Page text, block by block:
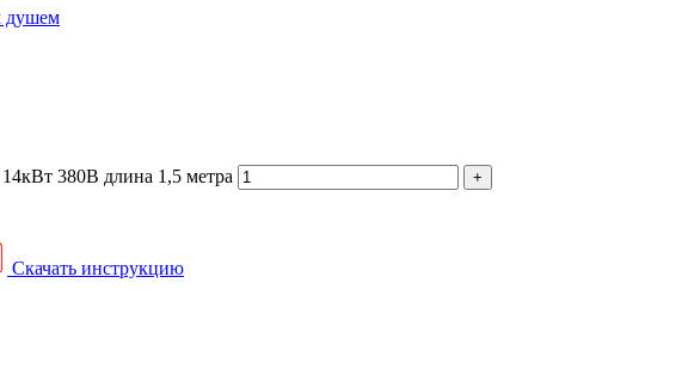
душем
380В длина 1,5 метра
Скачать инструкцию